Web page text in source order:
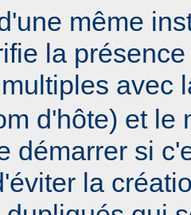
même
la
multiples avec
d'hôte) et le
démarrer si
la